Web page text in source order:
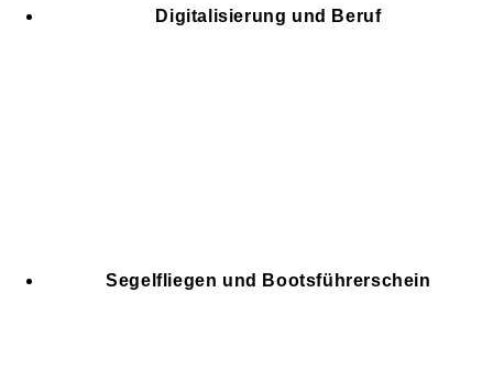
Digitalisierung und Beruf
Segelfliegen und Bootsführerschein